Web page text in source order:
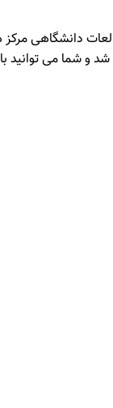
تاریخ ۳۱ خرداد ۱۴۰۳ توسط
شما می توانید